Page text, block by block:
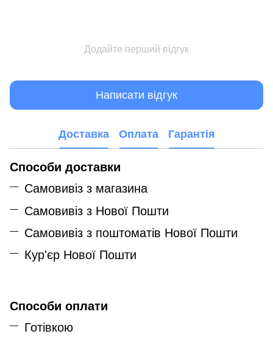
Додайте перший відгук
Написати відгук
Доставка Оплата Гарантія
Способи доставки
Самовивіз з магазина
Самовивіз з Нової Пошти
Самовивіз з поштоматів Нової Пошти
Кур'єр Нової Пошти
Способи оплати
Готівкою